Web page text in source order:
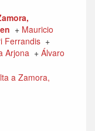
+ Mauricio
Ferrandis +
Arjona + Álvaro
a Zamora,